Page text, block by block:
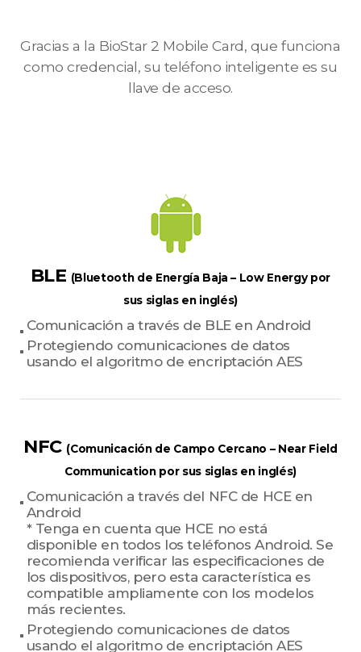
Gracias a la BioStar 2 Mobile Card, que funciona
como credencial, su teléfono inteligente es su
llave de acceso.
BLE (Bluetooth de Energía Baja – Low Energy por
sus siglas en inglés)
Comunicación a través de BLE en Android
Protegiendo comunicaciones de datos
usando el algoritmo de encriptación AES
NFC (Comunicación de Campo Cercano – Near Field
Communication por sus siglas en inglés)
Comunicación a través del NFC de HCE en
Android
* Tenga en cuenta que HCE no está
disponible en todos los teléfonos Android. Se
recomienda verificar las especificaciones de
los dispositivos, pero esta característica es
compatible ampliamente con los modelos
más recientes.
Protegiendo comunicaciones de datos
usando el algoritmo de encriptación AES